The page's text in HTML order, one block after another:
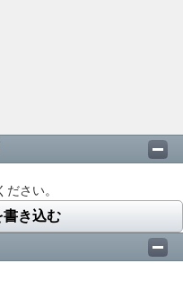
さい。
書き込む